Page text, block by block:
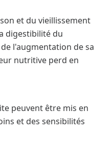
et du vieillissement
digestibilité du
l'augmentation de sa
nutritive perd en
peuvent être mis en
et des sensibilités